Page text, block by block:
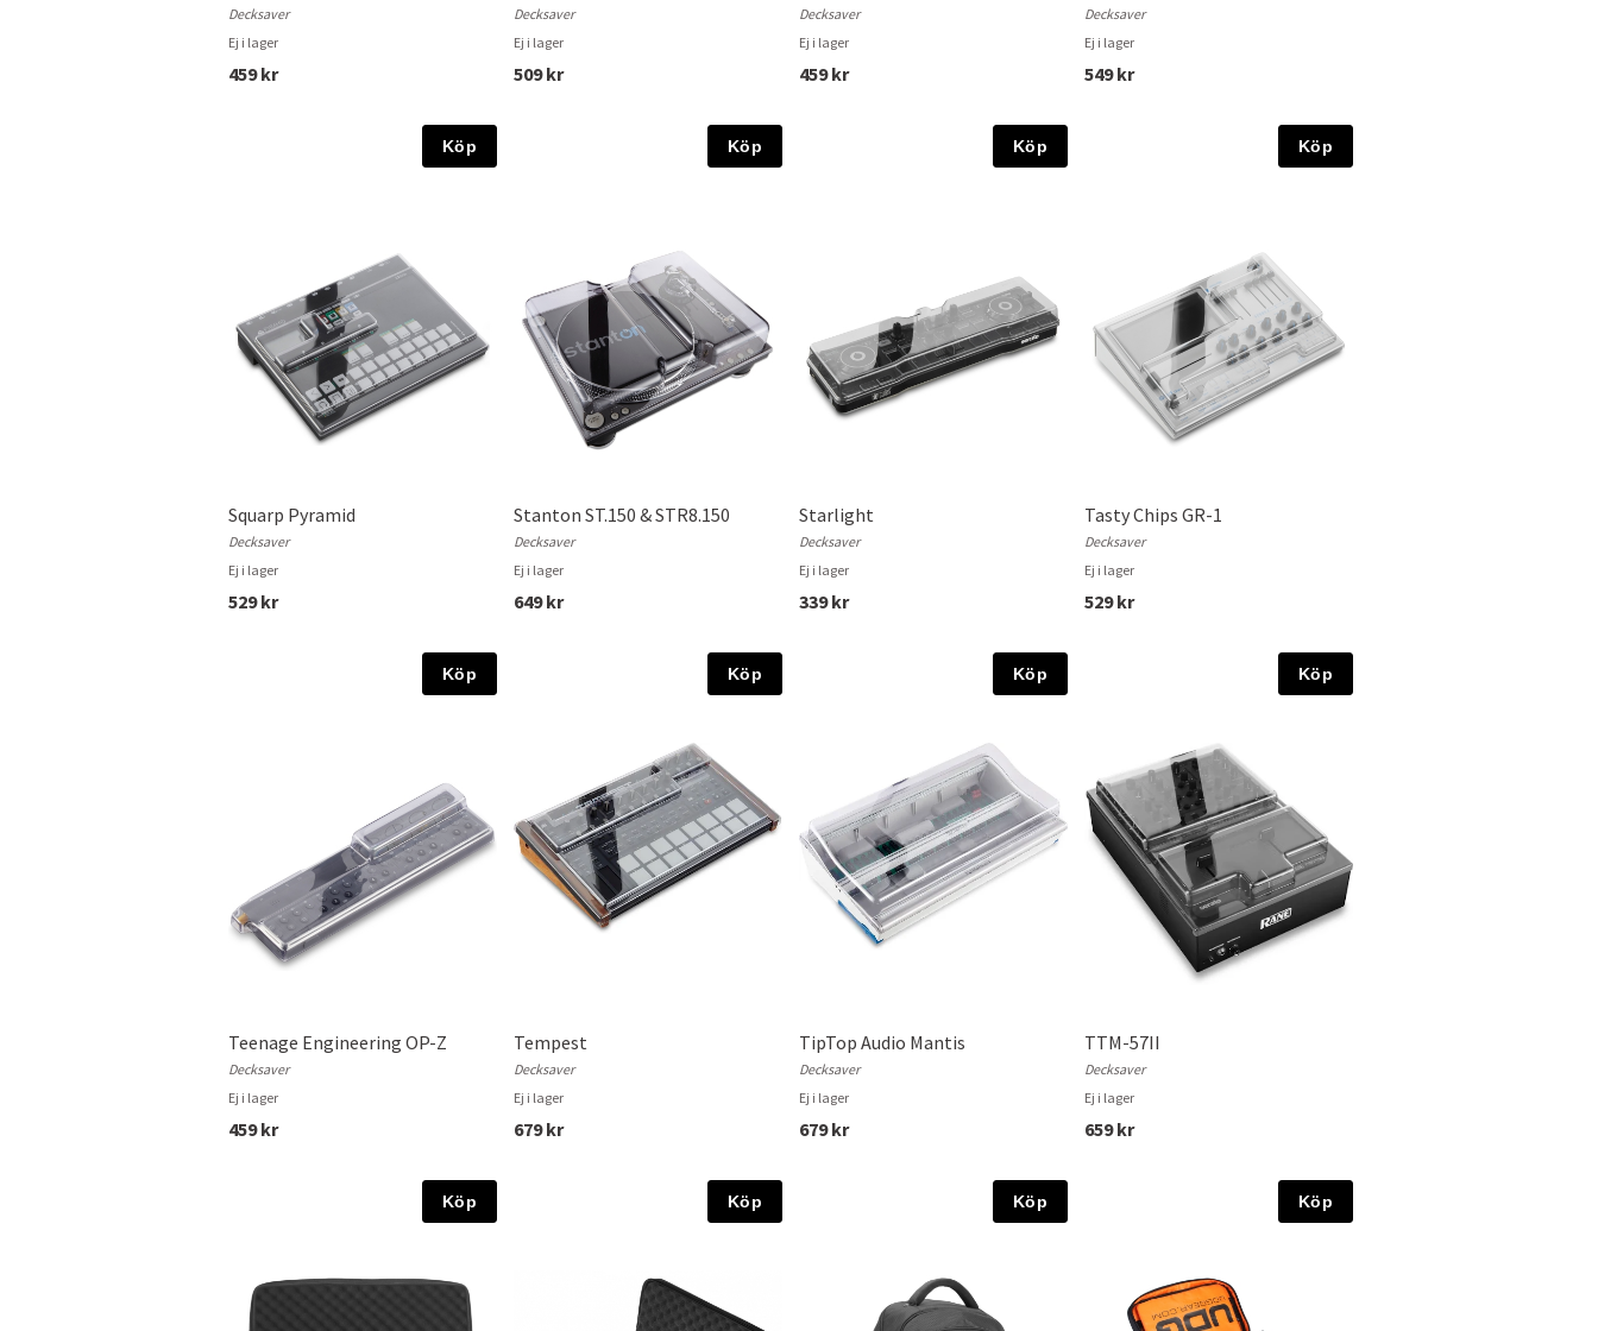
Decksaver
Ej i lager
459 kr
Köp
Decksaver
Ej i lager
509 kr
Köp
Decksaver
Ej i lager
459 kr
Köp
Decksaver
Ej i lager
549 kr
Köp
Squarp Pyramid
Decksaver
Ej i lager
529 kr
Köp
Stanton ST.150 & STR8.150
Decksaver
Ej i lager
649 kr
Köp
Starlight
Decksaver
Ej i lager
339 kr
Köp
Tasty Chips GR-1
Decksaver
Ej i lager
529 kr
Köp
Teenage Engineering OP-Z
Decksaver
Ej i lager
459 kr
Köp
Tempest
Decksaver
Ej i lager
679 kr
Köp
TipTop Audio Mantis
Decksaver
Ej i lager
679 kr
Köp
TTM-57II
Decksaver
Ej i lager
659 kr
Köp